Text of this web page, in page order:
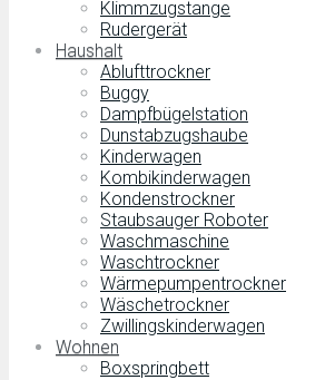
Klimmzugstange
Rudergerät
Haushalt
Ablufttrockner
Buggy
Dampfbügelstation
Dunstabzugshaube
Kinderwagen
Kombikinderwagen
Kondenstrockner
Staubsauger Roboter
Waschmaschine
Waschtrockner
Wärmepumpentrockner
Wäschetrockner
Zwillingskinderwagen
Wohnen
Boxspringbett